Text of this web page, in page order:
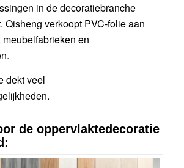
in de decoratiebranche
Qisheng verkoopt PVC-folie aan
en
dekt veel
de oppervlaktedecoratie